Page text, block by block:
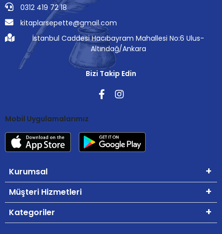
0312 419 72 18
kitaplarsepette@gmail.com
İstanbul Caddesi Hacıbayram Mahallesi No:6 Ulus-
Altındağ/Ankara
Bizi Takip Edin
Mobil Uygulamalarımız
Kurumsal
Müşteri Hizmetleri
Kategoriler